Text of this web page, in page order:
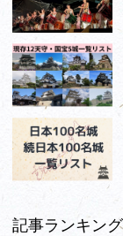
記事ランキング